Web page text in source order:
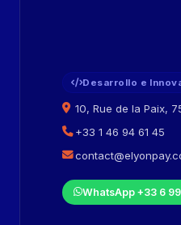
Desarrollo e
10, Rue de la Paix,
+33 1 46 94 61 45
WhatsApp +33 6